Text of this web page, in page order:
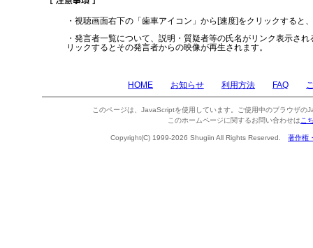
・視聴画面右下の「歯車アイコン」から[速度]をクリックすると
・発言者一覧について、説明・質疑者等の氏名がリンク表示さ
リックするとその発言者からの映像が再生されます。
HOME お知らせ 利用方法 FAQ
このページは、JavaScriptを使用しています。ご使用中のブラウザの
このホームページに関するお問い合わせは こ
Copyright(C) 1999-2026 Shugiin All Rights Reserved. 著作権